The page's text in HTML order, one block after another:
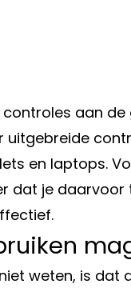
aan
uitgebreide
en laptops.
dat je
weten, is dat